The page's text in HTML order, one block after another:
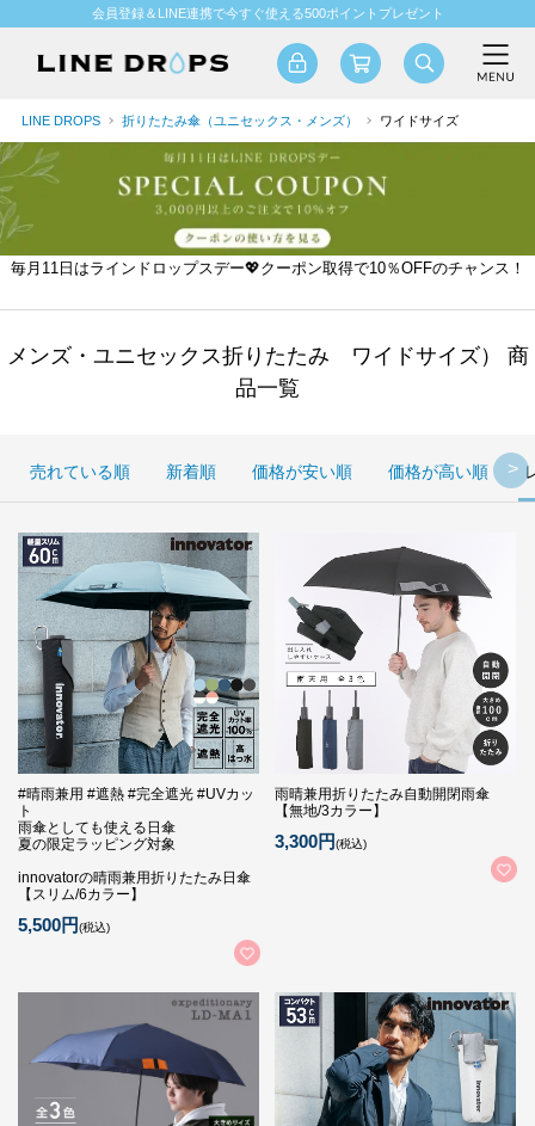
会員登録＆LINE連携で今すぐ使える500ポイントプレゼント
LINE DROPS 折りたたみ傘（ユニセックス・メンズ） ワイドサイズ
毎月11日はラインドロップスデー💖クーポン取得で10％OFFのチャンス！
メンズ・ユニセックス折りたたみ ワイドサイズ） 商
品一覧
売れている順 新着順 価格が安い順 価格が高い順
#晴雨兼用 #遮熱 #完全遮光 #UVカッ
ト
雨傘としても使える日傘
夏の限定ラッピング対象
innovatorの晴雨兼用折りたたみ日傘
【スリム/6カラー】
5,500円(税込)
雨晴兼用折りたたみ自動開閉雨傘
【無地/3カラー】
3,300円(税込)